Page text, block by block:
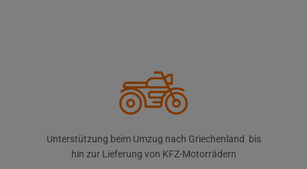
Unterstützung beim Umzug nach Griechenland bis
hin zur Lieferung von KFZ-Motorrädern